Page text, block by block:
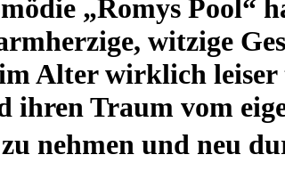
„Romys Pool“
witzige
Alter wirklich
ihren Traum vom
nehmen und neu